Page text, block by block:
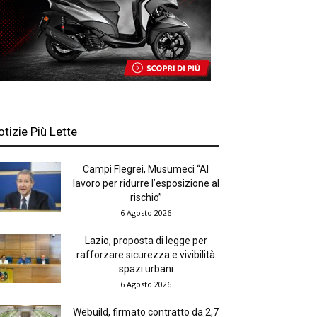
Più Lette
Campi Flegrei, Musumeci “Al
lavoro per ridurre l’esposizione al
rischio”
6 Agosto 2026
Lazio, proposta di legge per
rafforzare sicurezza e vivibilità
spazi urbani
6 Agosto 2026
Webuild, firmato contratto da 2,7